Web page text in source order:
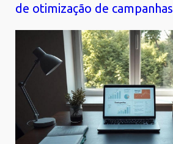
de otimização de campanhas